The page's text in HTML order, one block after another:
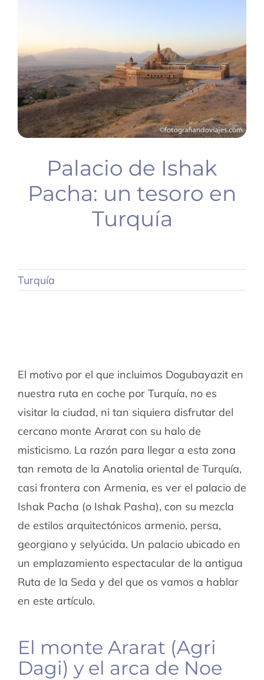
PLANIFICA TU VIAJE
Palacio de Ishak
Pacha: un tesoro en
Turquía
Turquía
El motivo por el que incluimos Dogubayazit en
nuestra ruta en coche por Turquía, no es
visitar la ciudad, ni tan siquiera disfrutar del
cercano monte Ararat con su halo de
misticismo. La razón para llegar a esta zona
tan remota de la Anatolia oriental de Turquía,
casi frontera con Armenia, es ver el palacio de
Ishak Pacha (o Ishak Pasha), con su mezcla
de estilos arquitectónicos armenio, persa,
georgiano y selyúcida. Un palacio ubicado en
un emplazamiento espectacular de la antigua
Ruta de la Seda y del que os vamos a hablar
en este artículo.
El monte Ararat (Agri
Dagi) y el arca de Noe